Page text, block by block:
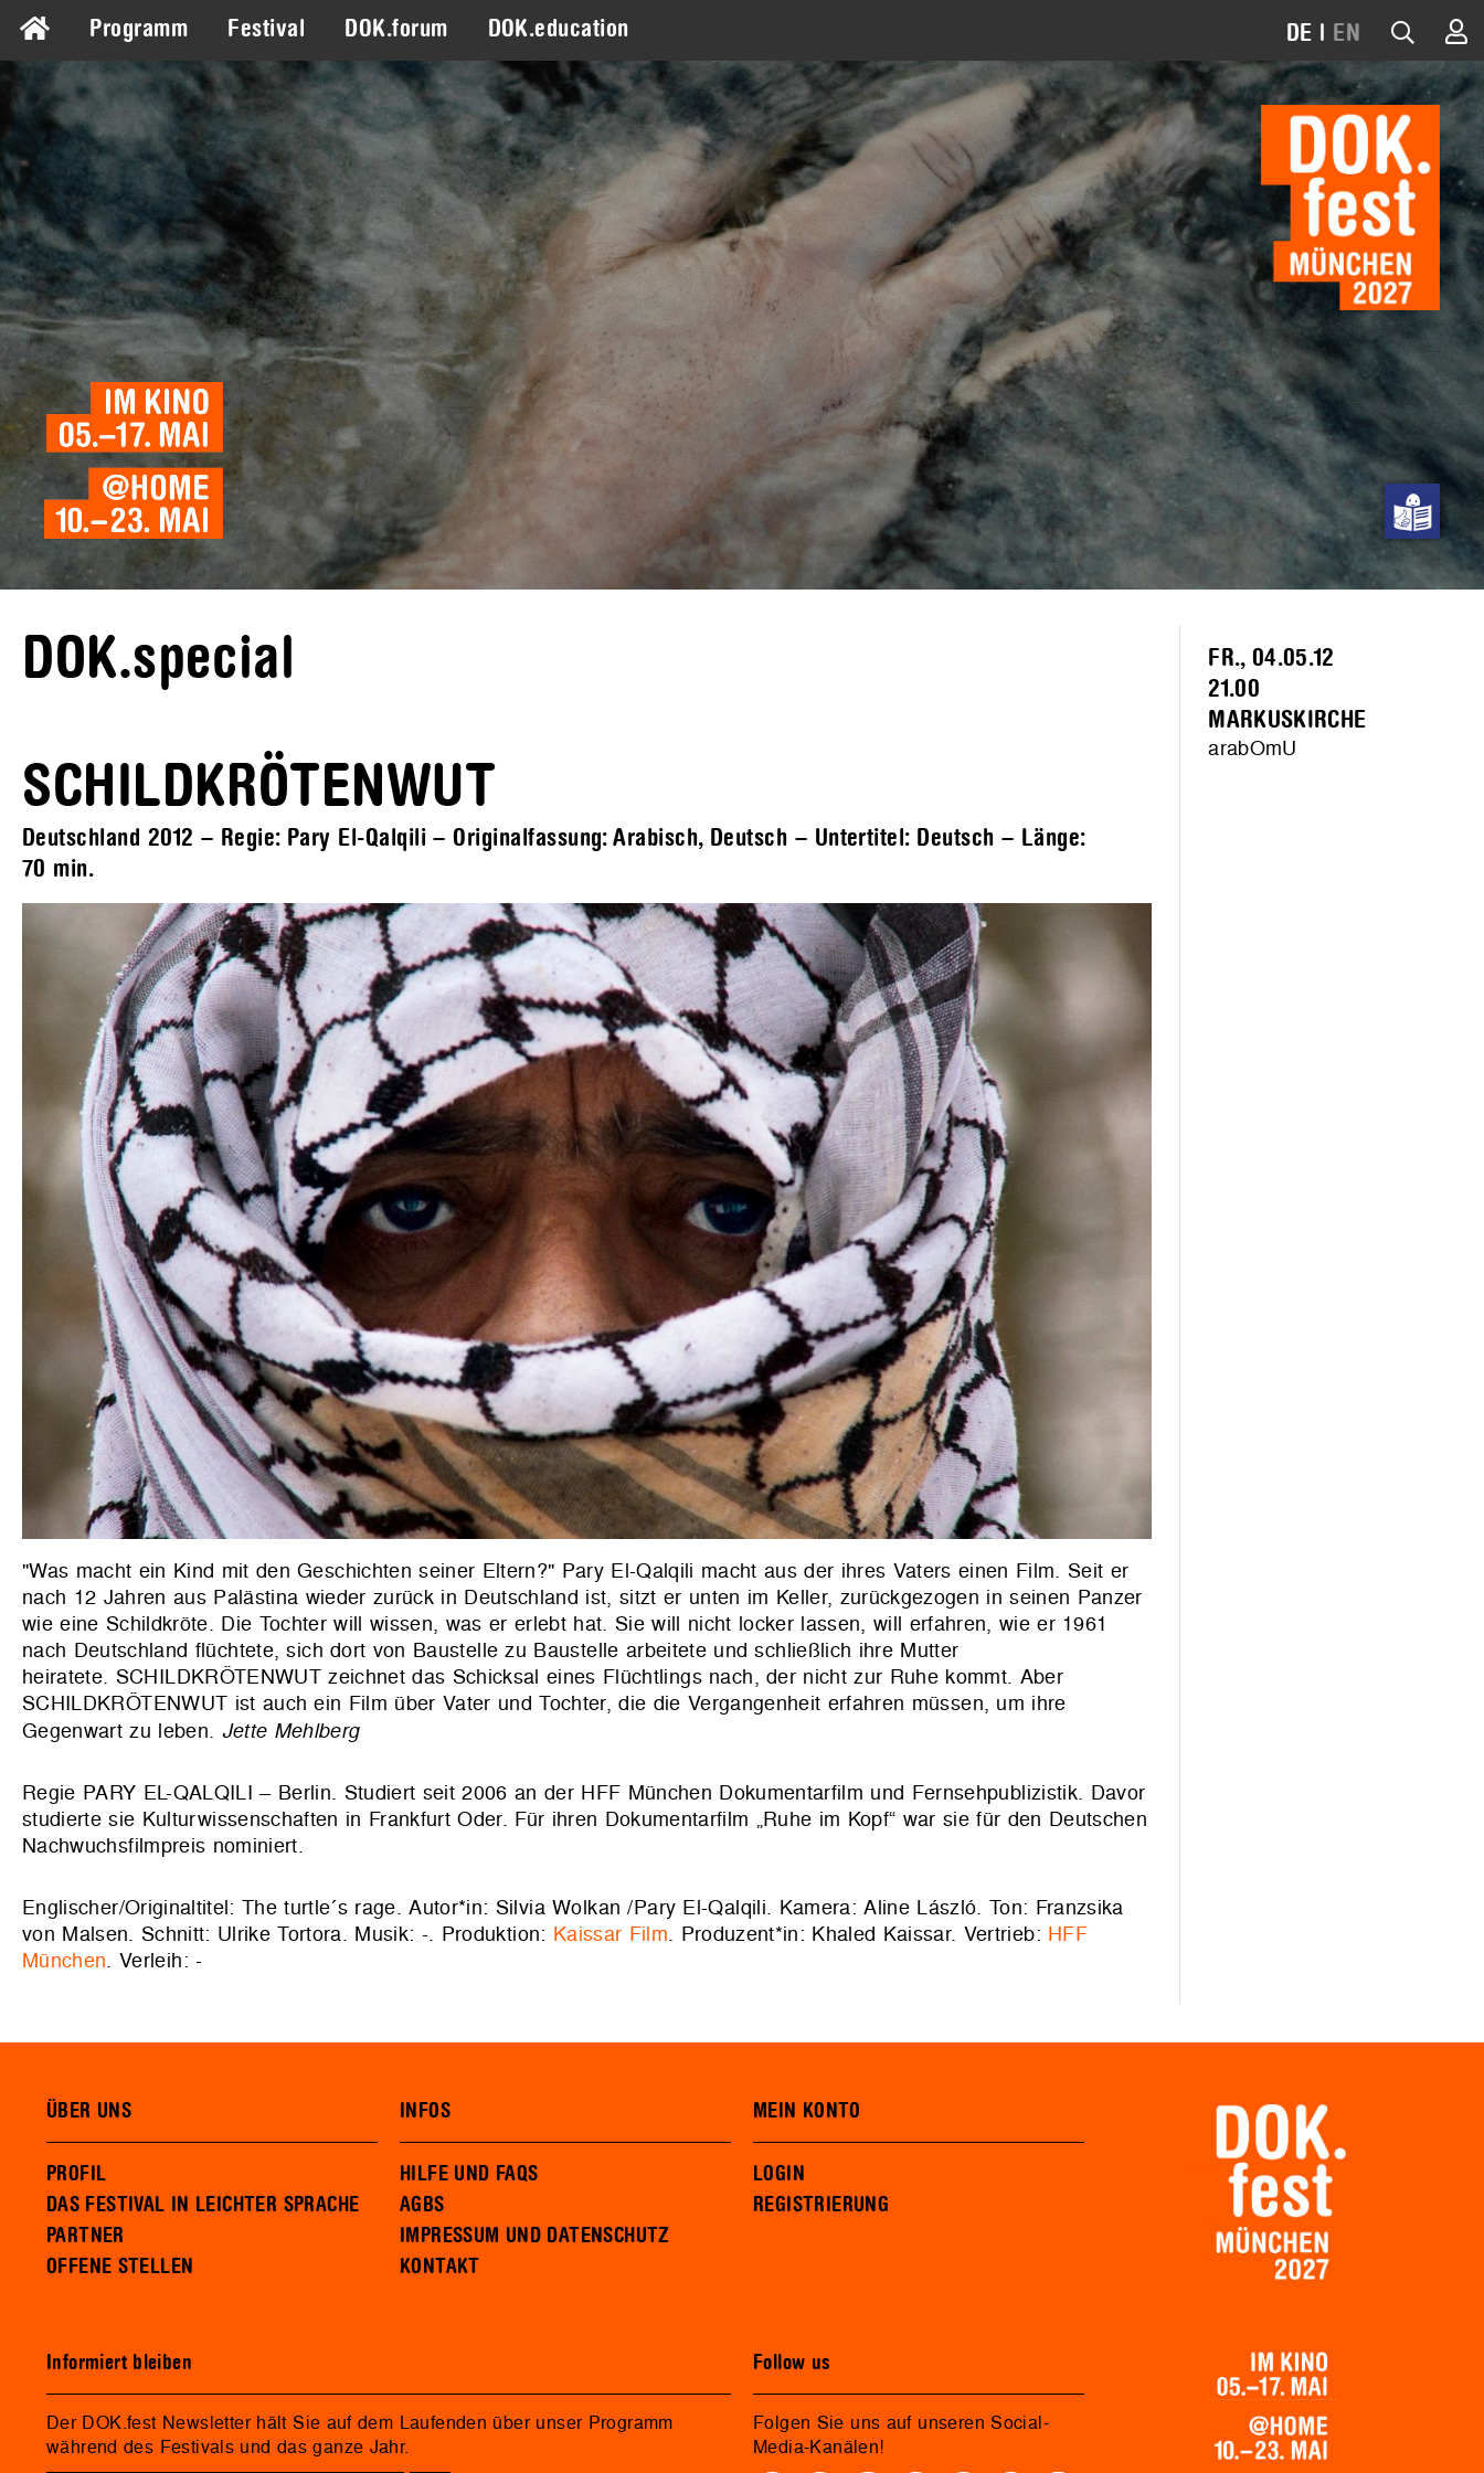
Programm Festival DOK.forum DOK.education DE | EN
DOK.special
SCHILDKRÖTENWUT
Deutschland 2012 – Regie: Pary El-Qalqili – Originalfassung: Arabisch, Deutsch – Untertitel: Deutsch – Länge:
70 min.
"Was macht ein Kind mit den Geschichten seiner Eltern?" Pary El-Qalqili macht aus der ihres Vaters einen Film. Seit er
nach 12 Jahren aus Palästina wieder zurück in Deutschland ist, sitzt er unten im Keller, zurückgezogen in seinen Panzer
wie eine Schildkröte. Die Tochter will wissen, was er erlebt hat. Sie will nicht locker lassen, will erfahren, wie er 1961
nach Deutschland flüchtete, sich dort von Baustelle zu Baustelle arbeitete und schließlich ihre Mutter
heiratete. SCHILDKRÖTENWUT zeichnet das Schicksal eines Flüchtlings nach, der nicht zur Ruhe kommt. Aber
SCHILDKRÖTENWUT ist auch ein Film über Vater und Tochter, die die Vergangenheit erfahren müssen, um ihre
Gegenwart zu leben. Jette Mehlberg
Regie PARY EL-QALQILI – Berlin. Studiert seit 2006 an der HFF München Dokumentarfilm und Fernsehpublizistik. Davor
studierte sie Kulturwissenschaften in Frankfurt Oder. Für ihren Dokumentarfilm „Ruhe im Kopf“ war sie für den Deutschen
Nachwuchsfilmpreis nominiert.
Englischer/Originaltitel: The turtle´s rage. Autor*in: Silvia Wolkan /Pary El-Qalqili. Kamera: Aline László. Ton: Franzsika
von Malsen. Schnitt: Ulrike Tortora. Musik: -. Produktion: Kaissar Film. Produzent*in: Khaled Kaissar. Vertrieb: HFF
München. Verleih: -
FR., 04.05.12
21.00
MARKUSKIRCHE
arabOmU
ÜBER UNS
PROFIL
DAS FESTIVAL IN LEICHTER SPRACHE
PARTNER
OFFENE STELLEN
INFOS
HILFE UND FAQS
AGBS
IMPRESSUM UND DATENSCHUTZ
KONTAKT
MEIN KONTO
LOGIN
REGISTRIERUNG
Informiert bleiben
Der DOK.fest Newsletter hält Sie auf dem Laufenden über unser Programm
während des Festivals und das ganze Jahr.
Follow us
Folgen Sie uns auf unseren Social-
Media-Kanälen!